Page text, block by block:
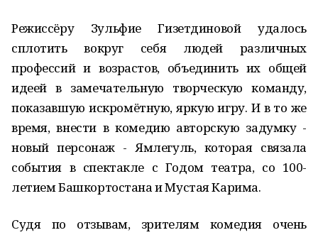
Режиссёру Зульфие Гизетдиновой удалось
сплотить вокруг себя людей различных
профессий и возрастов, объединить их общей
идеей в замечательную творческую команду,
показавшую искромётную, яркую игру. И в то же
время, внести в комедию авторскую задумку -
новый персонаж - Ямлегуль, которая связала
события в спектакле с Годом театра, со 100-
летием Башкортостана и Мустая Карима.
Судя по отзывам, зрителям комедия очень